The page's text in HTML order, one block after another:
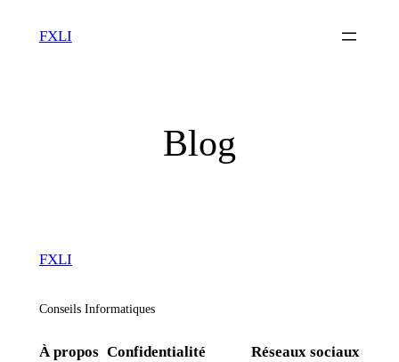
FXLI
Blog
FXLI
Conseils Informatiques
À propos Confidentialité Réseaux sociaux